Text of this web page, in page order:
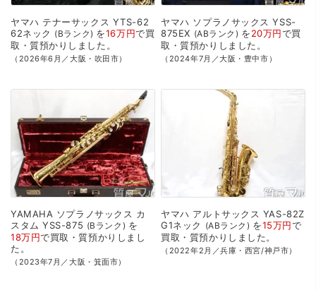
ヤマハ テナーサックス YTS-62
62ネック
Bランク を16万円で買
取・質預かり しました。
（2026年6月／大阪・吹田市）
ヤマハ ソプラノサックス YSS-
875EX
ABランク を20万円で買
取・質預かり しました。
（2024年7月／大阪・豊中市）
YAMAHA ソプラノサックス カ
スタム YSS-875 Bランク
を
18万円で買取・質預かり しまし
た。
（2023年7月／大阪・箕面市）
ヤマハ アルトサックス YAS-82Z
G1ネック
ABランク を15万円で
買取・質預かり しました。
（2022年2月／兵庫・西宮/神戸市）